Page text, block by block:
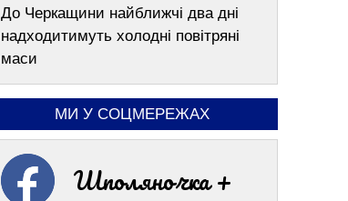
До Черкащини найближчі два дні
надходитимуть холодні повітряні
маси
МИ У СОЦМЕРЕЖАХ
Шполяночка +